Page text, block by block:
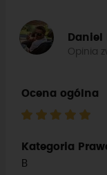
Ocena ogólna
Kategoria
B
Daniel
Opinia